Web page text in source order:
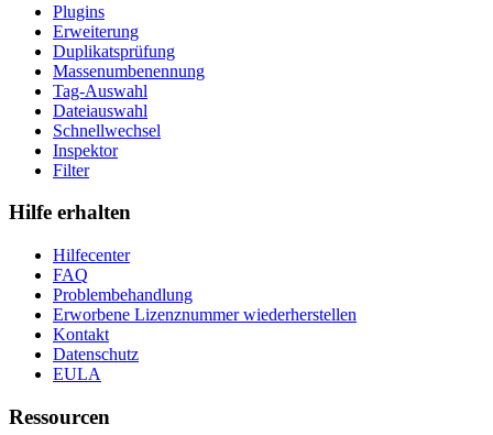
Plugins
Erweiterung
Duplikatsprüfung
Massenumbenennung
Tag-Auswahl
Dateiauswahl
Schnellwechsel
Inspektor
Filter
Hilfe erhalten
Hilfecenter
FAQ
Problembehandlung
Erworbene Lizenznummer wiederherstellen
Kontakt
Datenschutz
EULA
Ressourcen